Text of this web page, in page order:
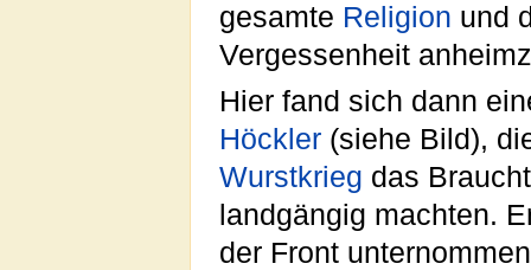
gesamte Religion und
Vergessenheit
Hier fand sich dann
Höckler (siehe Bild),
Wurstkrieg das
landgängig machten.
der Front